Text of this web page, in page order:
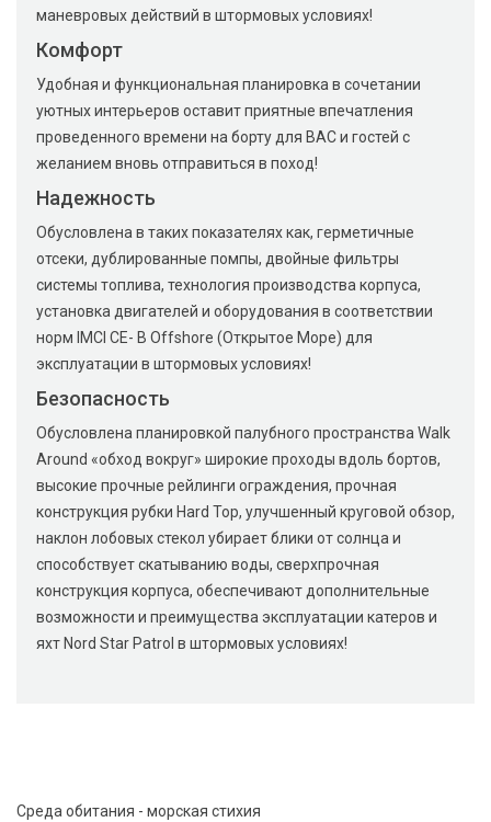
маневровых действий в штормовых условиях!
Комфорт
Удобная и функциональная планировка в сочетании
уютных интерьеров оставит приятные впечатления
проведенного времени на борту для ВАС и гостей с
желанием вновь отправиться в поход!
Надежность
Обусловлена в таких показателях как, герметичные
отсеки, дублированные помпы, двойные фильтры
системы топлива, технология производства корпуса,
установка двигателей и оборудования в соответствии
норм IMCI CE- B Offshore (Открытое Море) для
эксплуатации в штормовых условиях!
Безопасность
Обусловлена планировкой палубного пространства Walk
Around «обход вокруг» широкие проходы вдоль бортов,
высокие прочные рейлинги ограждения, прочная
конструкция рубки Hard Top, улучшенный круговой обзор,
наклон лобовых стекол убирает блики от солнца и
способствует скатыванию воды, сверхпрочная
конструкция корпуса, обеспечивают дополнительные
возможности и преимущества эксплуатации катеров и
яхт Nord Star Patrol в штормовых условиях!
Среда обитания - морская стихия